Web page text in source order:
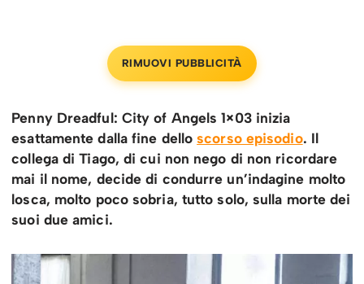
RIMUOVI PUBBLICITÀ
Penny Dreadful: City of Angels 1×03 inizia
esattamente dalla fine delloscorso episodio. Il
collega di Tiago, di cui non nego di non ricordare
mai il nome, decide di condurre un’indagine molto
losca, molto poco sobria, tutto solo, sulla morte dei
suoi due amici.